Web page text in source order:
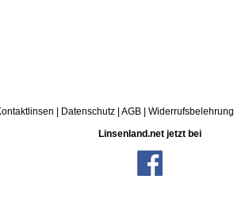
Datenschutz AGB Widerrufsbelehrung
Linsenland.net jetzt bei